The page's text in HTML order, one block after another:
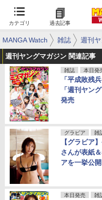
カテゴリ 過去記事
MANGA Watch 雑誌 週刊
週刊ヤングマガジン 関連記事
雑誌 本日発
「平成敗残
「週刊ヤン
発売
グラビア 雑
【グラビア
さんが表紙
アを一挙公開
本日発売 雑